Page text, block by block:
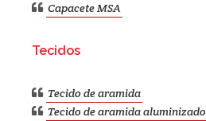
Capacete MSA
Tecidos
Tecido de aramida
Tecido de aramida aluminizado